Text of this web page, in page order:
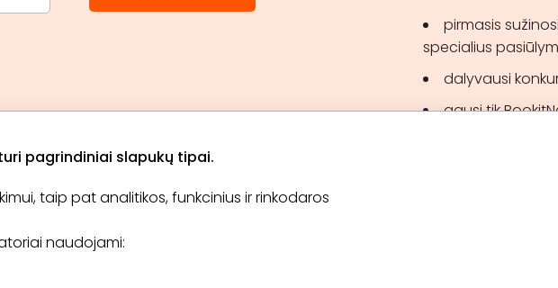
pagrindiniai slapukų tipai.
taip pat analitikos, funkcinius ir rinkodaros
naudojami:
pirmasis
specialius
dalyvausi
gausi tik
TINKLARAŠTIS